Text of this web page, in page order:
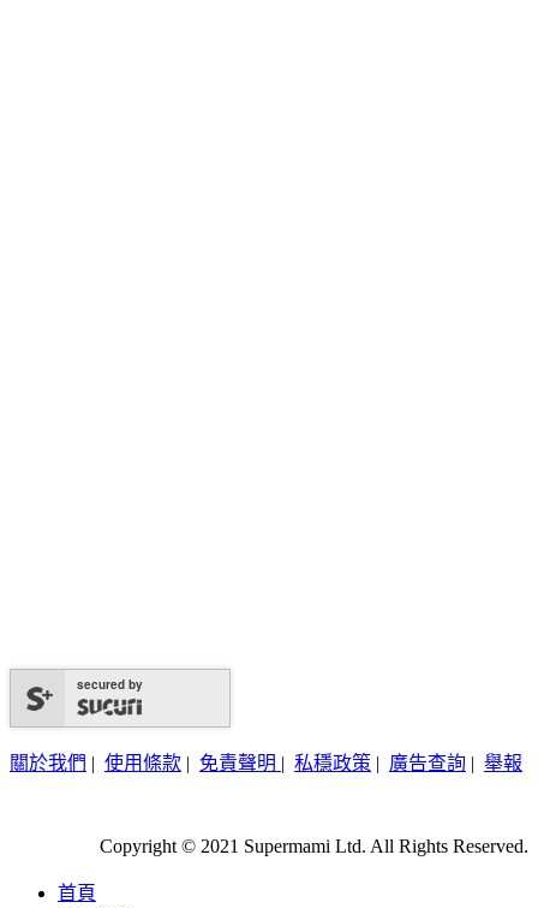
secured by
關於我們 | 使用條款 | 免責聲明 | 私穩政策 | 廣告查詢 | 舉報
Copyright © 2021 Supermami Ltd. All Rights Reserved.
首頁